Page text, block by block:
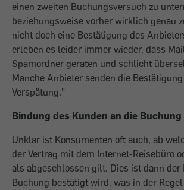
einen zweiten Buchungsversuch zu
beziehungsweise vorher wirklich genau
nicht doch eine Bestätigung des
erleben es leider immer wieder, dass
Spamordner geraten und schlicht
Manche Anbieter senden die
Verspätung."
Bindung des Kunden an die Buchung
Unklar ist Konsumenten oft auch, ab
der Vertrag mit dem Internet-­Reisebüro
als abgeschlossen gilt. Dies ist dann der
Buchung bestätigt wird, was in der